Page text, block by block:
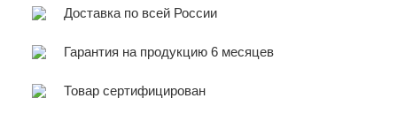
Доставка по всей России
Гарантия на продукцию 6 месяцев
Товар сертифицирован